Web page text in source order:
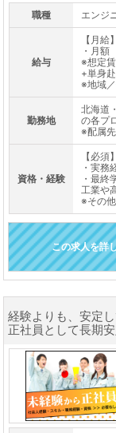
職種 エンジ
給与
【月給】
・月額
※想定
+単身
※地域
勤務地
北海道
の各プ
※配属
資格・経験
【必須】
・実務
・最終
工業や
※その
この求人を詳
経験よりも、安定
正社員として長期